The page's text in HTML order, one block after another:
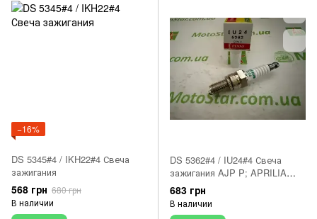
−16%
DS 5345#4 / IKH22#4 Свеча
зажигания
568 грн 680 грн
В наличии
DS 5362#4 / IU24#4 Свеча
зажигания AJP P; APRILIA
ATLANTIC, ETV, GRANDE,
LEONARDO, MOJITO, MXV 50-
5999 1977-
683 грн
В наличии